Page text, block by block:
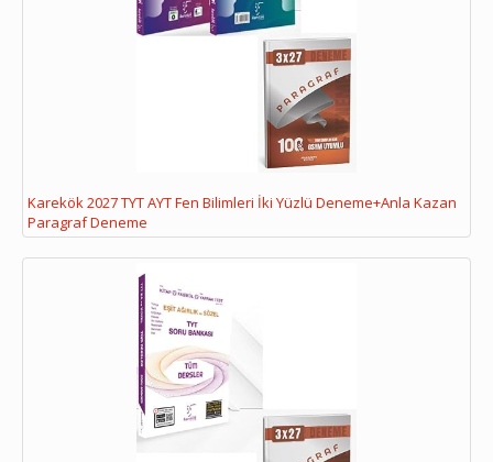
Karekök 2027 TYT AYT Fen Bilimleri İki Yüzlü Deneme+Anla Kazan
Paragraf Deneme